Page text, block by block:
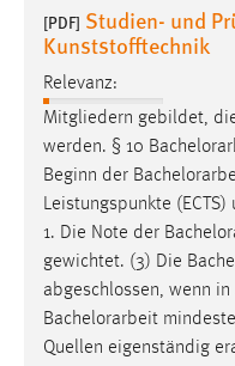
[PDF] Studien- und
Kunststofftechnik
Relevanz:
Mitgliedern gebildet,
werden. § 10
Beginn der
Leistungspunkte
1. Die Note der
gewichtet. (3) Die
abgeschlossen, wenn
Bachelorarbeit
Quellen eigenständig